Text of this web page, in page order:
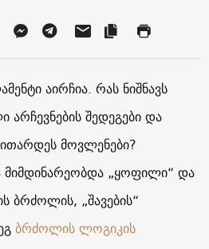
აირჩია. რას ნიშნავს
არჩევნების შედეგები და
მოვლენები?
მიმდინარეობდა „ყოფილი“ და
ბრძოლის, „შავების“
ბრძოლის ლოგიკის